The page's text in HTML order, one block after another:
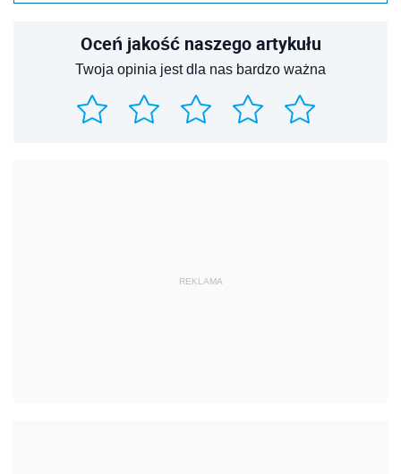
Oceń jakość naszego artykułu
Twoja opinia jest dla nas bardzo ważna
REKLAMA